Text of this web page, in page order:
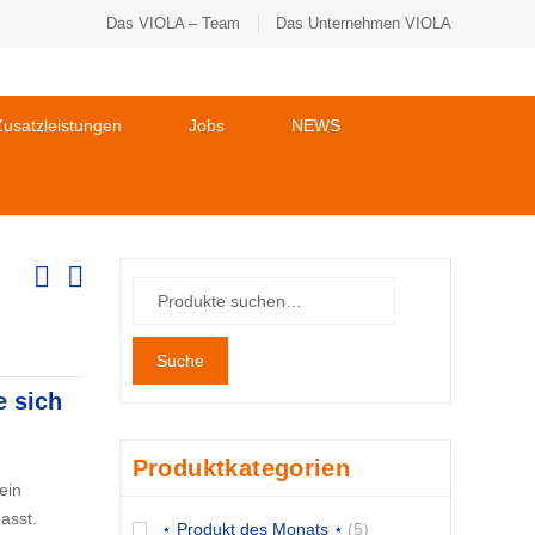
Das VIOLA – Team Das Unternehmen VIOLA
Jobs NEWS
sich
Suche
Produktkategorien
⋆ Produkt des Monats ⋆ (5)